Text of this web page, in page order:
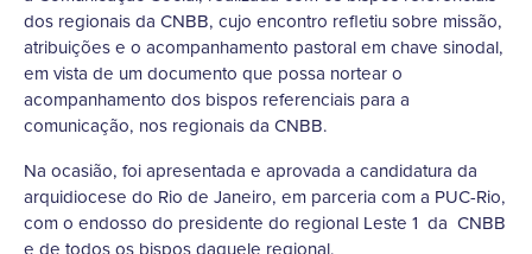
dos regionais da CNBB, cujo encontro refletiu sobre missão,
atribuições e o acompanhamento pastoral em chave sinodal,
em vista de um documento que possa nortear o
acompanhamento dos bispos referenciais para a
comunicação, nos regionais da CNBB.
Na ocasião, foi apresentada e aprovada a candidatura da
arquidiocese do Rio de Janeiro, em parceria com a PUC-Rio,
com o endosso do presidente do regional Leste 1 da CNBB